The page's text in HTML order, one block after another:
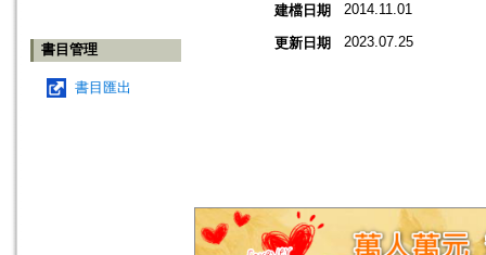
書目管理
書目匯出
建檔日期 2014.11.01
更新日期 2023.07.25